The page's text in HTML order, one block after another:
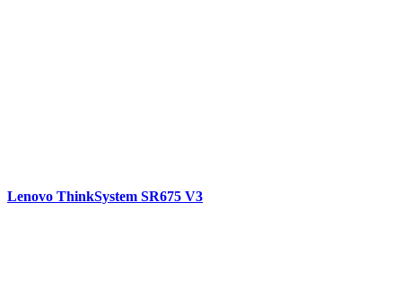
Lenovo ThinkSystem SR675 V3